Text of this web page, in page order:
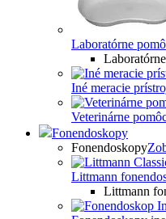
Laboratórne
Iné meracie
Veterinárne
Fonendoskopy
Fonendoskopy
Littmann
Littmann